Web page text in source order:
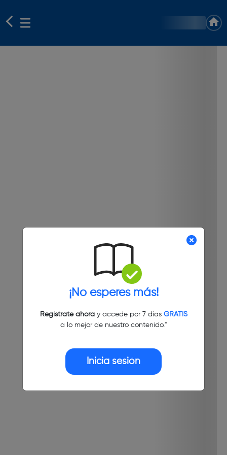
¡No esperes más!
Regístrate ahoray accede por 7 días GRATIS
a lo mejor de nuestro contenido."
Inicia sesión